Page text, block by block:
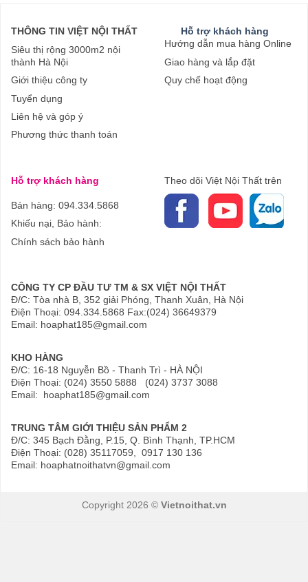
THÔNG TIN VIỆT NỘI THẤT
Siêu thị rộng 3000m2 nội
thành Hà Nội
Giới thiệu công ty
Tuyển dụng
Liên hệ và góp ý
Phương thức thanh toán
Hỗ trợ khách hàng
Hướng dẫn mua hàng Online
Giao hàng và lắp đặt
Quy chế hoạt động
Hỗ trợ khách hàng
Bán hàng: 094.334.5868
Khiếu nại, Bảo hành:
Chính sách bảo hành
Theo dõi Việt Nội Thất trên
CÔNG TY CP ĐẦU TƯ TM & SX VIỆT NỘI THẤT
Đ/C: Tòa nhà B, 352 giải Phóng, Thanh Xuân, Hà Nội
Điện Thoại: 094.334.5868 Fax:(024) 36649379
Email: hoaphat185@gmail.com
KHO HÀNG
Đ/C: 16-18 Nguyễn Bồ - Thanh Trì - HÀ NỘI
Điện Thoại: (024) 3550 5888 (024) 3737 3088
Email: hoaphat185@gmail.com
TRUNG TÂM GIỚI THIỆU SẢN PHẨM 2
Đ/C: 345 Bạch Đằng, P.15, Q. Bình Thạnh, TP.HCM
Điện Thoại: (028) 35117059, 0917 130 136
Email: hoaphatnoithatvn@gmail.com
Copyright 2026 © Vietnoithat.vn